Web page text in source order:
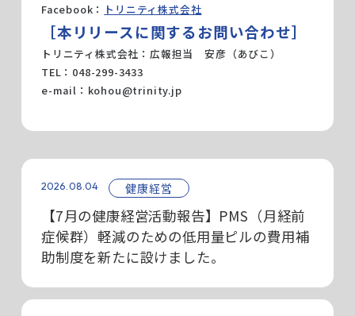
Facebook： トリニティ株式会社
［本リリースに関するお問い合わせ］
トリニティ株式会社：広報担当 安彦（あびこ）
TEL：048-299-3433
e-mail： kohou@trinity.jp
2026.08.04 健康経営
【7月の健康経営活動報告】PMS（月経前
症候群）軽減のための低用量ピルの費用補
助制度を新たに設けました。